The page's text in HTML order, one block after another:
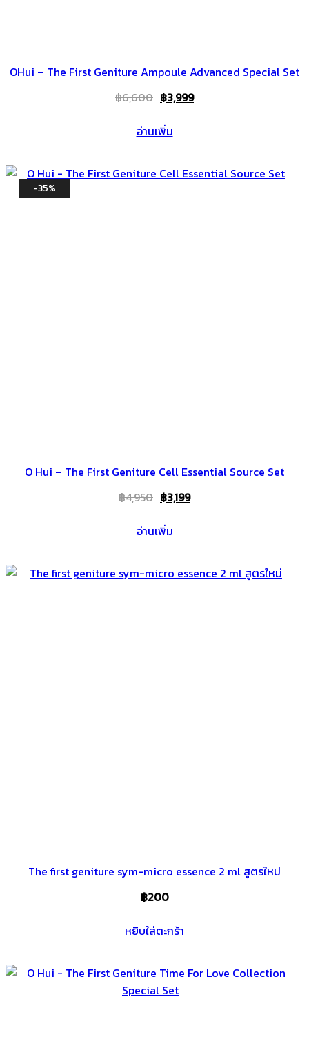
OHui – The First Geniture Ampoule Advanced Special Set
฿6,600 Original
was:
฿3,999Current
อ่านเพิ่ม
-35%
O Hui – The First Geniture Cell Essential Source Set
฿4,950 Original
was:
฿3,199Current
อ่านเพิ่ม
The first geniture sym-micro essence 2 ml สูตรใหม่
฿200
หยิบใส่ตะกร้า